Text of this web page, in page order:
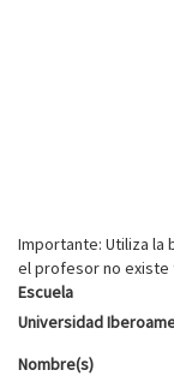
Importante: Utiliza la
el profesor no existe
Escuela
Universidad
Nombre(s)